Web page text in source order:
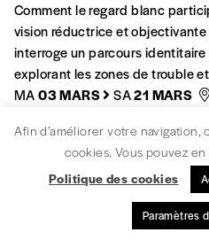
Comment le regard blanc
vision réductrice et
interroge un parcours
explorant les zones de trouble
MA03 MARS SA21 MARS
Afin d’améliorer votre
cookies. Vous pouvez
Politique des cookies
Paramètres